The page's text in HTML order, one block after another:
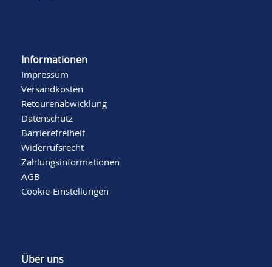
Informationen
Impressum
Versandkosten
Retourenabwicklung
Datenschutz
Barrierefreiheit
Widerrufsrecht
Zahlungsinformationen
AGB
Cookie-Einstellungen
Über uns